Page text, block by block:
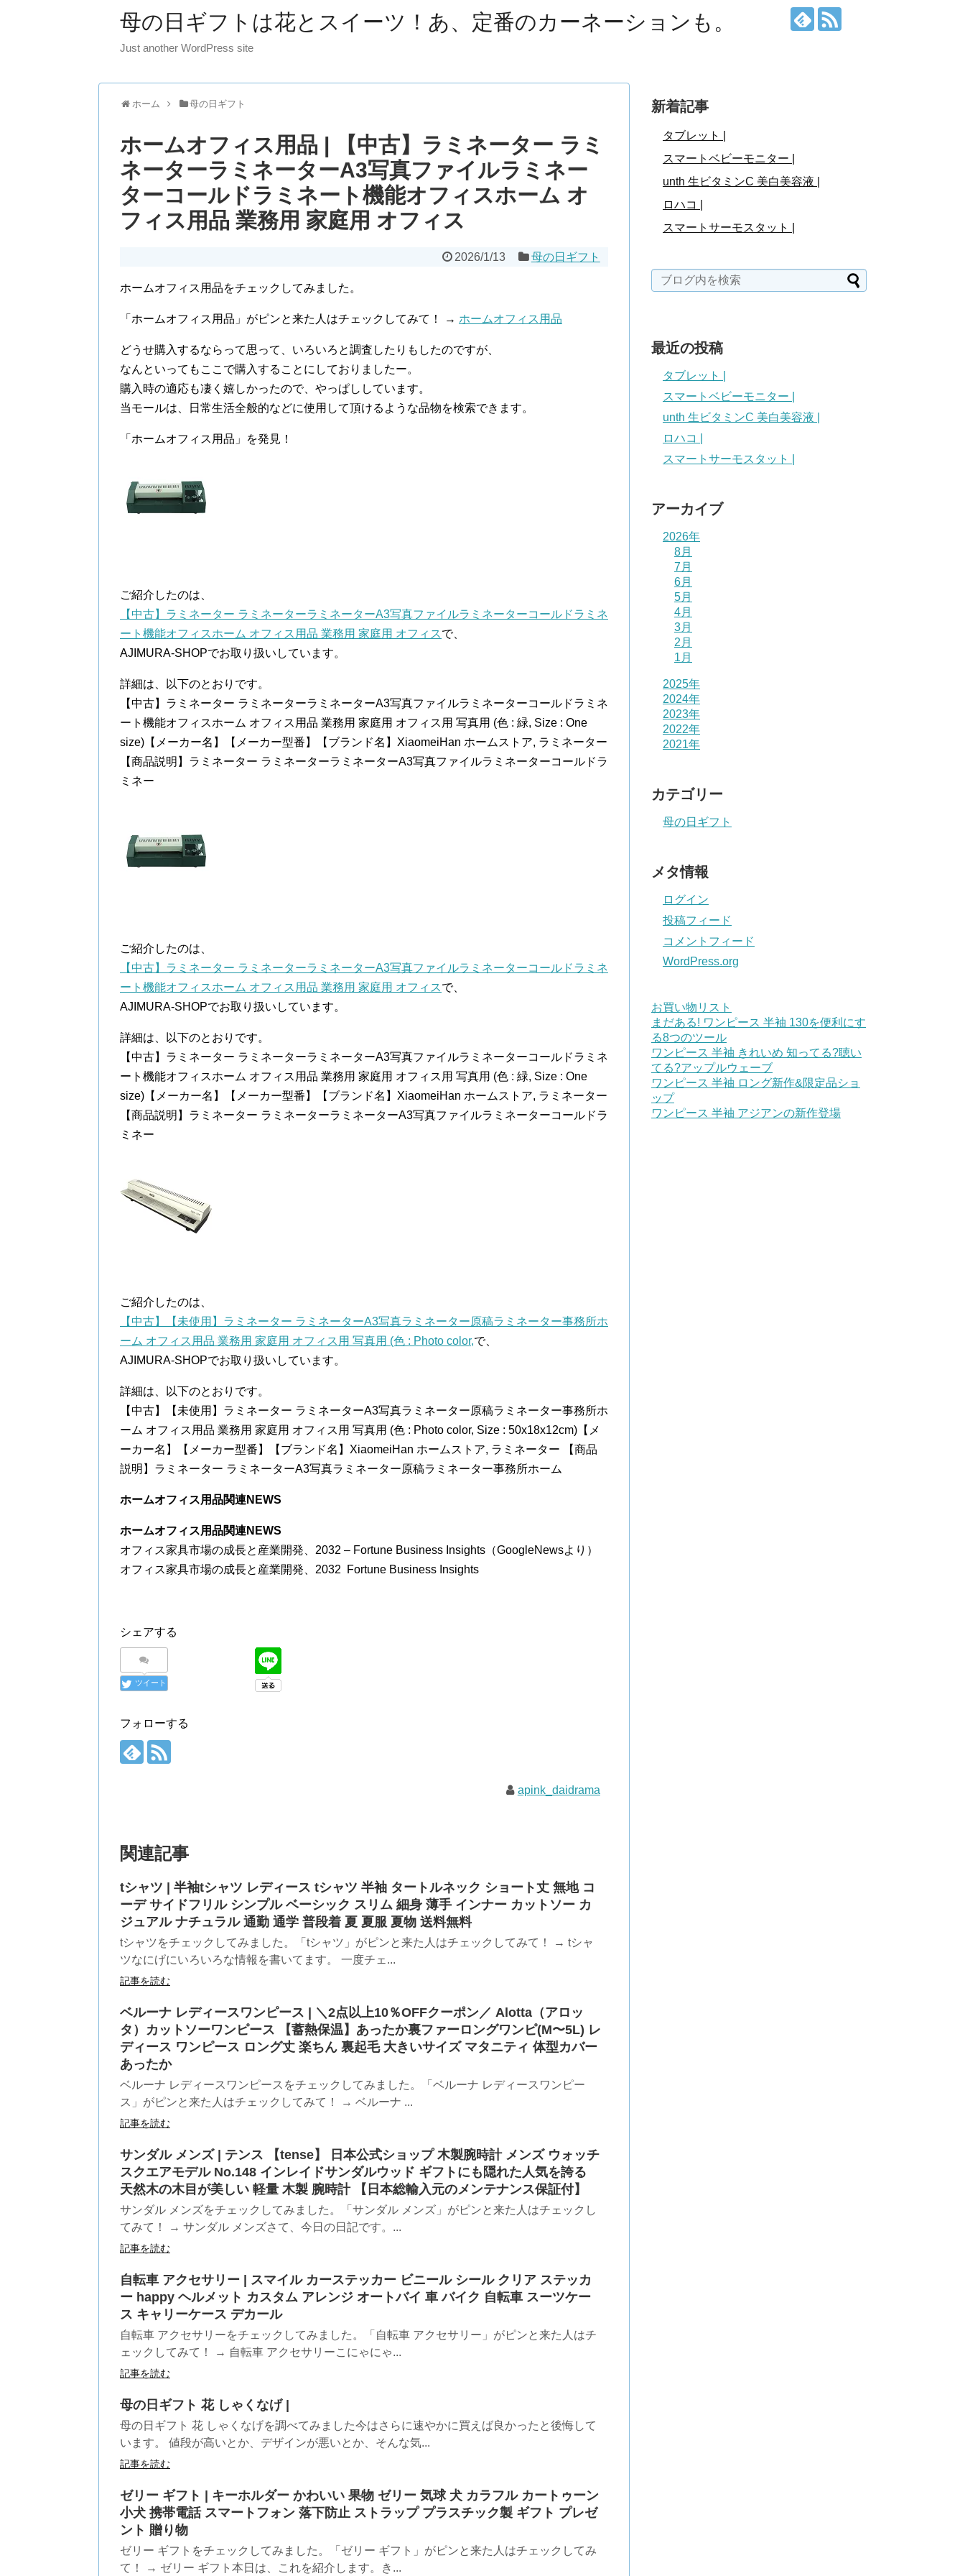
母の日ギフトは花とスイーツ！あ、定番のカーネーションも。
Just another WordPress site
ホーム 母の日ギフト
ホームオフィス用品 | 【中古】ラミネーター ラミ
ネーターラミネーターA3写真ファイルラミネー
ターコールドラミネート機能オフィスホーム オ
フィス用品 業務用 家庭用 オフィス
2026/1/13 母の日ギフト
ホームオフィス用品をチェックしてみました。
「ホームオフィス用品」がピンと来た人はチェックしてみて！ → ホームオフィス用品
どうせ購入するならって思って、いろいろと調査したりもしたのですが、
なんといってもここで購入することにしておりましたー。
購入時の適応も凄く嬉しかったので、やっぱししています。
当モールは、日常生活全般的などに使用して頂けるような品物を検索できます。
「ホームオフィス用品」を発見！
ご紹介したのは、
【中古】ラミネーター ラミネーターラミネーターA3写真ファイルラミネーターコールドラミネ
ート機能オフィスホーム オフィス用品 業務用 家庭用 オフィスで、
AJIMURA-SHOPでお取り扱いしています。
詳細は、以下のとおりです。
【中古】ラミネーター ラミネーターラミネーターA3写真ファイルラミネーターコールドラミネ
ート機能オフィスホーム オフィス用品 業務用 家庭用 オフィス用 写真用 (色 : 緑, Size : One
size)【メーカー名】【メーカー型番】【ブランド名】XiaomeiHan ホームストア, ラミネーター
【商品説明】ラミネーター ラミネーターラミネーターA3写真ファイルラミネーターコールドラ
ミネー
ご紹介したのは、
【中古】ラミネーター ラミネーターラミネーターA3写真ファイルラミネーターコールドラミネ
ート機能オフィスホーム オフィス用品 業務用 家庭用 オフィスで、
AJIMURA-SHOPでお取り扱いしています。
詳細は、以下のとおりです。
【中古】ラミネーター ラミネーターラミネーターA3写真ファイルラミネーターコールドラミネ
ート機能オフィスホーム オフィス用品 業務用 家庭用 オフィス用 写真用 (色 : 緑, Size : One
size)【メーカー名】【メーカー型番】【ブランド名】XiaomeiHan ホームストア, ラミネーター
【商品説明】ラミネーター ラミネーターラミネーターA3写真ファイルラミネーターコールドラ
ミネー
ご紹介したのは、
【中古】【未使用】ラミネーター ラミネーターA3写真ラミネーター原稿ラミネーター事務所ホ
ーム オフィス用品 業務用 家庭用 オフィス用 写真用 (色 : Photo color,で、
AJIMURA-SHOPでお取り扱いしています。
詳細は、以下のとおりです。
【中古】【未使用】ラミネーター ラミネーターA3写真ラミネーター原稿ラミネーター事務所ホ
ーム オフィス用品 業務用 家庭用 オフィス用 写真用 (色 : Photo color, Size : 50x18x12cm)【メ
ーカー名】【メーカー型番】【ブランド名】XiaomeiHan ホームストア, ラミネーター 【商品
説明】ラミネーター ラミネーターA3写真ラミネーター原稿ラミネーター事務所ホーム
ホームオフィス用品関連NEWS
ホームオフィス用品関連NEWS
オフィス家具市場の成長と産業開発、2032 – Fortune Business Insights（GoogleNewsより）
オフィス家具市場の成長と産業開発、2032 Fortune Business Insights
シェアする
ツイート
フォローする
apink_daidrama
関連記事
tシャツ | 半袖tシャツ レディース tシャツ 半袖 タートルネック ショート丈 無地 コ
ーデ サイドフリル シンプル ベーシック スリム 細身 薄手 インナー カットソー カ
ジュアル ナチュラル 通勤 通学 普段着 夏 夏服 夏物 送料無料
tシャツをチェックしてみました。「tシャツ」がピンと来た人はチェックしてみて！ → tシャ
ツなにげにいろいろな情報を書いてます。 一度チェ...
記事を読む
ベルーナ レディースワンピース | ＼2点以上10％OFFクーポン／ Alotta（アロッ
タ）カットソーワンピース 【蓄熱保温】あったか裏ファーロングワンピ(M〜5L) レ
ディース ワンピース ロング丈 楽ちん 裏起毛 大きいサイズ マタニティ 体型カバー
あったか
ベルーナ レディースワンピースをチェックしてみました。「ベルーナ レディースワンピー
ス」がピンと来た人はチェックしてみて！ → ベルーナ ...
記事を読む
サンダル メンズ | テンス 【tense】 日本公式ショップ 木製腕時計 メンズ ウォッチ
スクエアモデル No.148 インレイドサンダルウッド ギフトにも隠れた人気を誇る
天然木の木目が美しい 軽量 木製 腕時計 【日本総輸入元のメンテナンス保証付】
サンダル メンズをチェックしてみました。「サンダル メンズ」がピンと来た人はチェックし
てみて！ → サンダル メンズさて、今日の日記です。...
記事を読む
自転車 アクセサリー | スマイル カーステッカー ビニール シール クリア ステッカ
ー happy ヘルメット カスタム アレンジ オートバイ 車 バイク 自転車 スーツケー
ス キャリーケース デカール
自転車 アクセサリーをチェックしてみました。「自転車 アクセサリー」がピンと来た人はチ
ェックしてみて！ → 自転車 アクセサリーこにゃにゃ...
記事を読む
母の日ギフト 花 しゃくなげ |
母の日ギフト 花 しゃくなげを調べてみました今はさらに速やかに買えば良かったと後悔して
います。 値段が高いとか、デザインが悪いとか、そんな気...
記事を読む
ゼリー ギフト | キーホルダー かわいい 果物 ゼリー 気球 犬 カラフル カートゥーン
小犬 携帯電話 スマートフォン 落下防止 ストラップ プラスチック製 ギフト プレゼ
ント 贈り物
ゼリー ギフトをチェックしてみました。「ゼリー ギフト」がピンと来た人はチェックしてみ
て！ → ゼリー ギフト本日は、これを紹介します。き...
新着記事
タブレット |
スマートベビーモニター |
unth 生ビタミンC 美白美容液 |
ロハコ |
スマートサーモスタット |
最近の投稿
タブレット |
スマートベビーモニター |
unth 生ビタミンC 美白美容液 |
ロハコ |
スマートサーモスタット |
アーカイブ
2026年
8月
7月
6月
5月
4月
3月
2月
1月
2025年
2024年
2023年
2022年
2021年
カテゴリー
母の日ギフト
メタ情報
ログイン
投稿フィード
コメントフィード
WordPress.org
お買い物リスト
まだある! ワンピース 半袖 130を便利にす
る8つのツール
ワンピース 半袖 きれいめ 知ってる?聴い
てる?アップルウェーブ
ワンピース 半袖 ロング新作&限定品ショ
ップ
ワンピース 半袖 アジアンの新作登場